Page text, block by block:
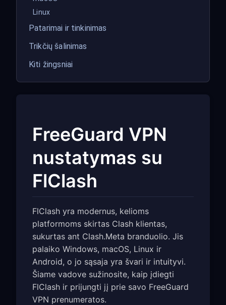
Linux
Patarimai ir tinkinimas
Trikčių šalinimas
Kiti žingsniai
FreeGuard VPN
nustatymas su
FlClash
FlClash yra modernus, kelioms
platformoms skirtas Clash klientas,
sukurtas ant Clash.Meta branduolio. Jis
palaiko Windows, macOS, Linux ir
Android, o jo sąsaja yra švari ir intuityvi.
Šiame vadove sužinosite, kaip įdiegti
FlClash ir prijungti jį prie savo FreeGuard
VPN prenumeratos.